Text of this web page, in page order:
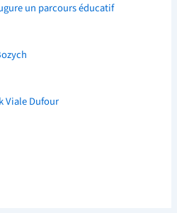
un parcours éducatif
Viale Dufour